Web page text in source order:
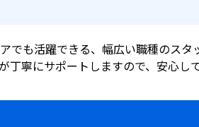
でも活躍できる、幅広い職種のスタ
寧にサポートしますので、安心し